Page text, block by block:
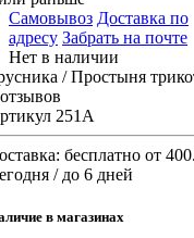
Самовывоз Доставка по
адресу Забрать на почте
Нет в наличии
/ Простыня
251А
бесплатно от
/ до 6 дней
в магазинах